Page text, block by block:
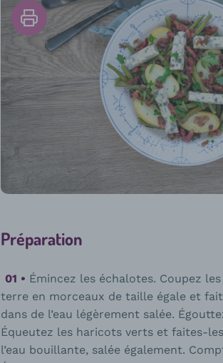
Imprimer
la
recette
Préparation
Émincez les échalotes. Coupez
terre en morceaux de taille égale et
dans de l’eau légèrement salée.
Équeutez les haricots verts et faites-
l’eau bouillante, salée également.